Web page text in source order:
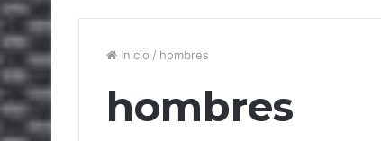
Inicio / hombres
hombres